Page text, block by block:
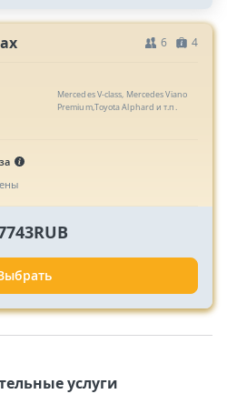
6 4
Mercedes V-class, Mercedes Viano
Premium,Toyota Alphard и т.п.
услуги